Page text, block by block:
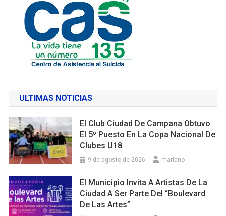
ULTIMAS NOTICIAS
El Club Ciudad De Campana Obtuvo
El 5º Puesto En La Copa Nacional De
Clubes U18
9 de agosto de 2026 mariano
El Municipio Invita A Artistas De La
Ciudad A Ser Parte Del “Boulevard
De Las Artes”